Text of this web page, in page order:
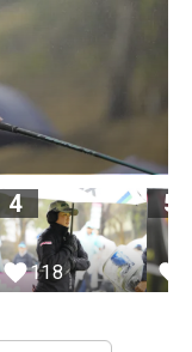
4
118
5